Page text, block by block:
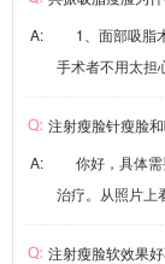
A: 1、面部吸脂术
手术者不用太
注射瘦脸针瘦脸
A: 你好，具体需要
治疗。从照片上
注射瘦脸软效果